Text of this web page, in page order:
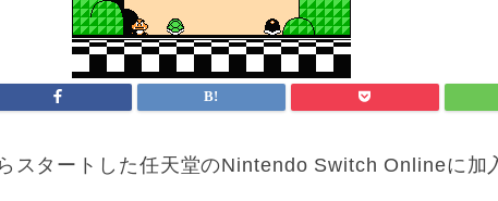
スタートした任天堂のNintendo Switch Onlineに加